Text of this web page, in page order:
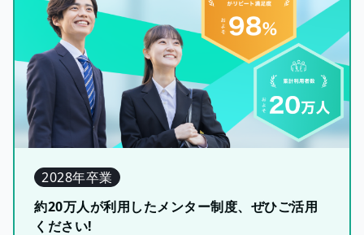
2028年卒業
約20万人が利用したメンター制度、ぜひご活用
ください!